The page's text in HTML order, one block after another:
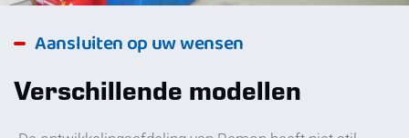
Aansluiten op uw wensen
Verschillende modellen